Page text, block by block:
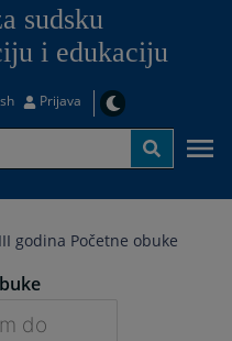
sudsku
i edukaciju
Prijava
godina Početne obuke